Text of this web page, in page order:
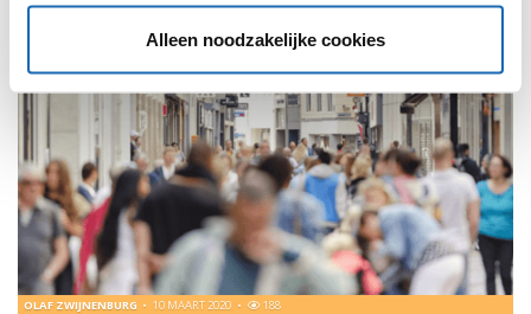
Alleen noodzakelijke cookies
OLAF ZWIJNENBURG 10 MAART 2020 188